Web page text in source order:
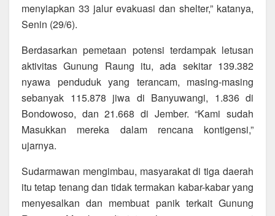
menyiapkan 33 jalur evakuasi dan shelter,” katanya,
Senin (29/6).
Berdasarkan pemetaan potensi terdampak letusan
aktivitas Gunung Raung itu, ada sekitar 139.382
nyawa penduduk yang terancam, masing-masing
sebanyak 115.878 jiwa di Banyuwangi, 1.836 di
Bondowoso, dan 21.668 di Jember. “Kami sudah
Masukkan mereka dalam rencana kontigensi,”
ujarnya.
Sudarmawan mengimbau, masyarakat di tiga daerah
itu tetap tenang dan tidak termakan kabar-kabar yang
menyesalkan dan membuat panik terkait Gunung